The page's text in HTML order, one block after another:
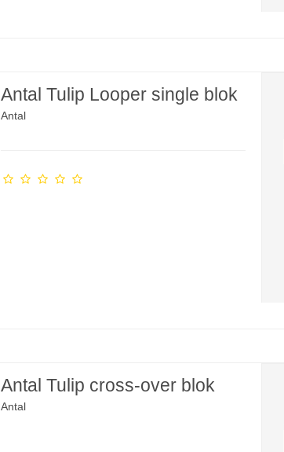
Antal Tulip Looper single blok
Antal
Antal Tulip cross-over blok
Antal